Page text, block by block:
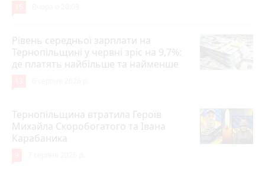
Рівень середньої зарплати на
Тернопільщині у червні зріс на 9,7%:
де платять найбільше та найменше
Тернопільщина втратила Героїв
Михайла Скоробогатого та Івана
Карабаника